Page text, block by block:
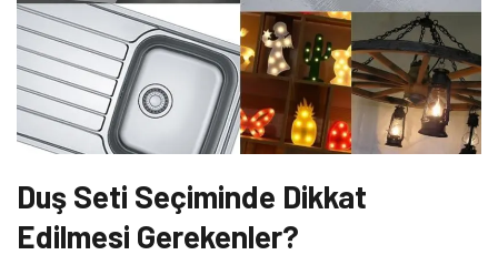
Duş Seti Seçiminde Dikkat
Edilmesi Gerekenler?